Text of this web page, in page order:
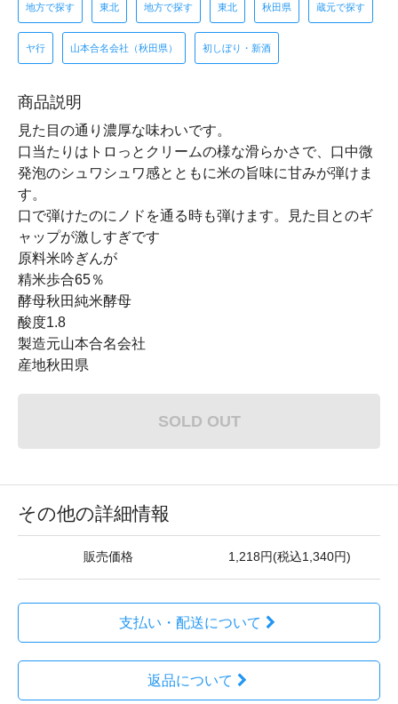
地方で探す 東北 地方で探す 東北 秋田県 蔵元で探す
ヤ行 山本合名会社（秋田県） 初しぼり・新酒
商品説明
見た目の通り濃厚な味わいです。
口当たりはトロっとクリームの様な滑らかさで、口中微
発泡のシュワシュワ感とともに米の旨味に甘みが弾けま
す。
口で弾けたのにノドを通る時も弾けます。見た目とのギ
ャップが激しすぎです
原料米吟ぎんが
精米歩合65％
酵母秋田純米酵母
酸度1.8
製造元山本合名会社
産地秋田県
SOLD OUT
その他の詳細情報
販売価格 1,218円(税込1,340円)
支払い・配送について
返品について